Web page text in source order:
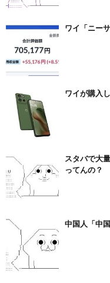
ワイ「ニー
ワイが購入
スタバで大
ってんの？
中国人「中